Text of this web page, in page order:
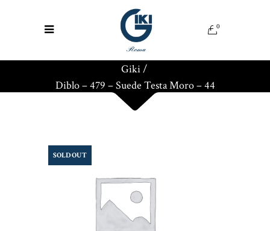
0
Giki/
Diblo – 479 – Suede Testa Moro – 44
SOLD OUT